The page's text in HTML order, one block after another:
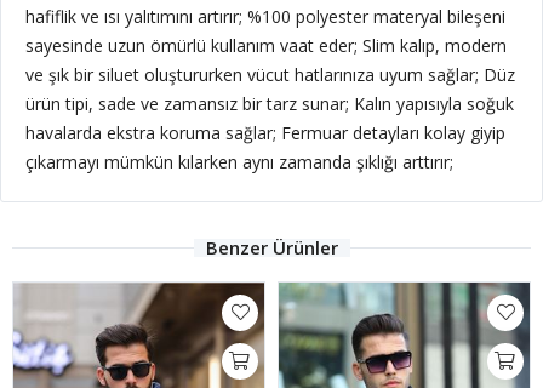
hafiflik ve ısı yalıtımını artırır; %100 polyester materyal bileşeni
sayesinde uzun ömürlü kullanım vaat eder; Slim kalıp, modern
ve şık bir siluet oluştururken vücut hatlarınıza uyum sağlar; Düz
ürün tipi, sade ve zamansız bir tarz sunar; Kalın yapısıyla soğuk
havalarda ekstra koruma sağlar; Fermuar detayları kolay giyip
çıkarmayı mümkün kılarken aynı zamanda şıklığı arttırır;
Benzer Ürünler